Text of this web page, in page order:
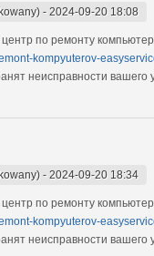
- 2024-09-20 18:08
по ремонту
kompyuterov-
неисправности вашего
- 2024-09-20 18:34
по ремонту
kompyuterov-
неисправности вашего